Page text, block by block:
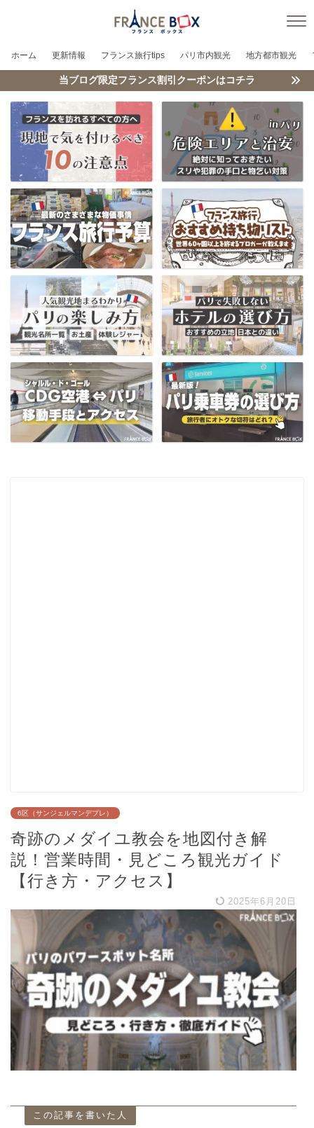
ホーム 更新情報 フランス旅行tips パリ市内観光 地方都市観光
当ブログ限定フランス割引クーポンはコチラ
6区（サンジェルマンデプレ）
奇跡のメダイユ教会を地図付き解
説！営業時間・見どころ観光ガイド
【行き方・アクセス】
2025年6月20日
この記事を書いた人